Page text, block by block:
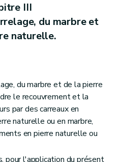
III
du marbre et
naturelle.
du marbre et de la pierre
le recouvrement et la
par des carreaux en
naturelle ou en marbre,
en pierre naturelle ou
pour l'application du présent